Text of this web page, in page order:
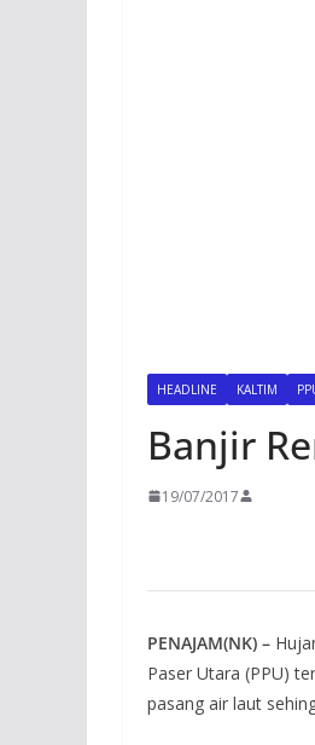
HEADLINE KALTIM
Banjir
19/07/2017
PENAJAM(NK) –
Paser Utara (PPU)
pasang air laut